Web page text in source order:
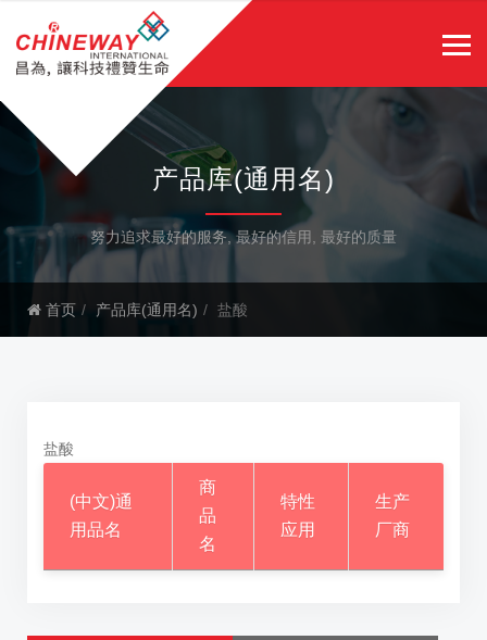
产品库(通用名)
努力追求最好的服务, 最好的信用, 最好的质量
首页 产品库(通用名) 盐酸
盐酸
(中文)通
用品名
商
品
名
特性
应用
生产
厂商